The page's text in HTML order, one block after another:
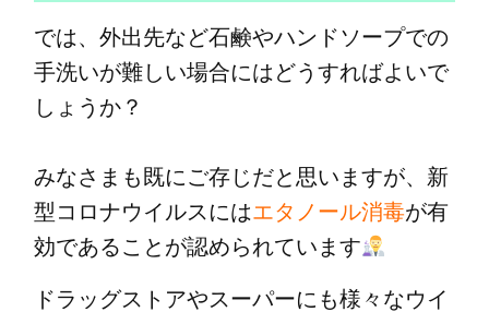
では、外出先など石鹸やハンドソープでの
手洗いが難しい場合にはどうすればよいで
しょうか？
みなさまも既にご存じだと思いますが、新
型コロナウイルスにはエタノール消毒が有
効であることが認められています
ドラッグストアやスーパーにも様々なウイ